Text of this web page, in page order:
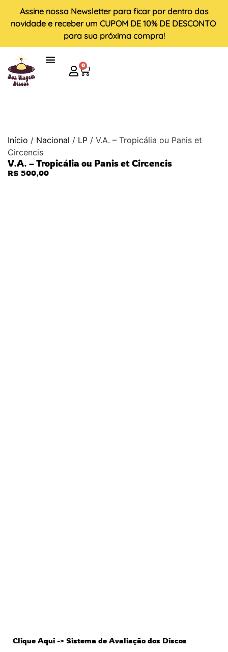
Assine nossa Newsletter para ficar por dentro das
novidade e receber um CUPOM DE 10% DE DESCONTO
para sua próxima compra!
0
Início / Nacional / LP / V.A. – Tropicália ou Panis et
Circencis
V.A. – Tropicália ou Panis et Circencis
R$ 500,00
Clique Aqui -> Sistema de Avaliação dos Discos